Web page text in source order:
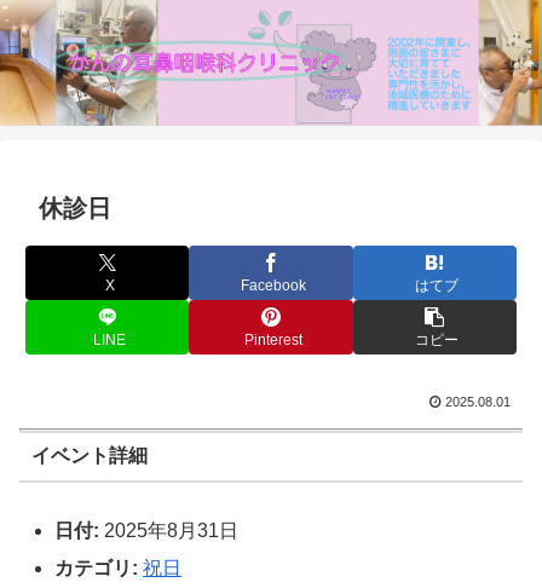
休診日
X Facebook はてブ
LINE Pinterest コピー
2025.08.01
イベント詳細
日付: 2025年8月31日
カテゴリ: 祝日